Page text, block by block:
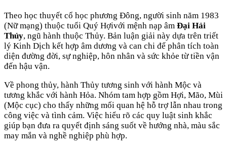
Theo học thuyết cổ học phương Đông, người sinh năm 1983
(Nữ mạng) thuộc tuổi Quý Hợivới mệnh nạp âm Đại Hải
Thủy, ngũ hành thuộc Thủy. Bản luận giải này dựa trên triết
lý Kinh Dịch kết hợp âm dương và can chi để phân tích toàn
diện đường đời, sự nghiệp, hôn nhân và sức khỏe từ tiền vận
đến hậu vận.
Về phong thủy, hành Thủy tương sinh với hành Mộc và
tương khắc với hành Hỏa. Nhóm tam hợp gồm Hợi, Mão, Mùi
(Mộc cục) cho thấy những mối quan hệ hỗ trợ lẫn nhau trong
công việc và tình cảm. Việc hiểu rõ các quy luật sinh khắc
giúp bạn đưa ra quyết định sáng suốt về hướng nhà, màu sắc
may mắn và nghề nghiệp phù hợp.